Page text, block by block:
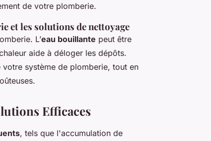
de votre plomberie.
et les solutions de nettoyage
L’eau bouillante peut être
aide à déloger les dépôts.
système de plomberie, tout en
Efficaces
, tels que l'accumulation de